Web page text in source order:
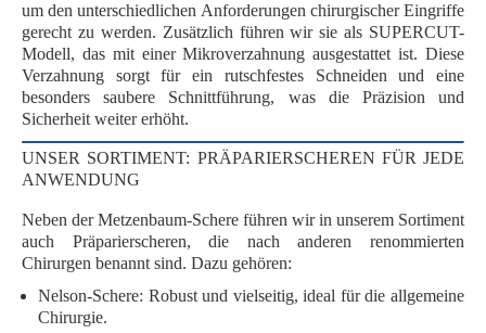
um den unterschiedlichen Anforderungen chirurgischer Eingriffe
gerecht zu werden. Zusätzlich führen wir sie als SUPERCUT-
Modell, das mit einerMikroverzahnung ausgestattet ist. Diese
Verzahnung sorgt für ein rutschfestes Schneiden und eine
besonderssaubere Schnittführung, was die Präzision und
Sicherheit weiter erhöht.
UNSER SORTIMENT: PRÄPARIERSCHEREN FÜR JEDE
ANWENDUNG
Neben der Metzenbaum-Schere führen wir in unserem Sortiment
auch Präparierscheren, die nach anderen renommierten
Chirurgen benannt sind. Dazu gehören:
Nelson-Schere: Robust und vielseitig, ideal für die allgemeine
Chirurgie.